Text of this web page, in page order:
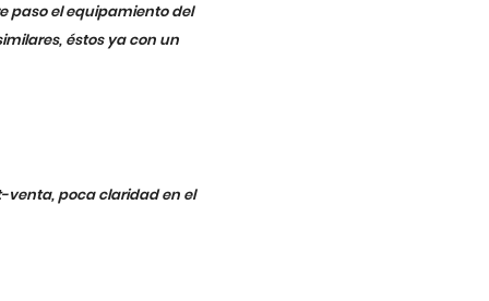
paso el equipamiento del
éstos ya con un
venta, poca claridad en el